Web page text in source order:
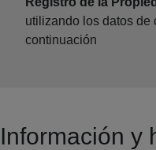
utilizando los datos de
continuación
Información y